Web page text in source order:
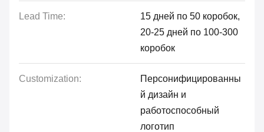
Lead Time:
15 дней по 50 коробок,
20-25 дней по 100-300
коробок
Customization:
Персонифицированны
й дизайн и
работоспособный
логотип